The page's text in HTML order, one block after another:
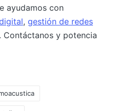
ayudamos con
, gestión de redes
Contáctanos y potencia